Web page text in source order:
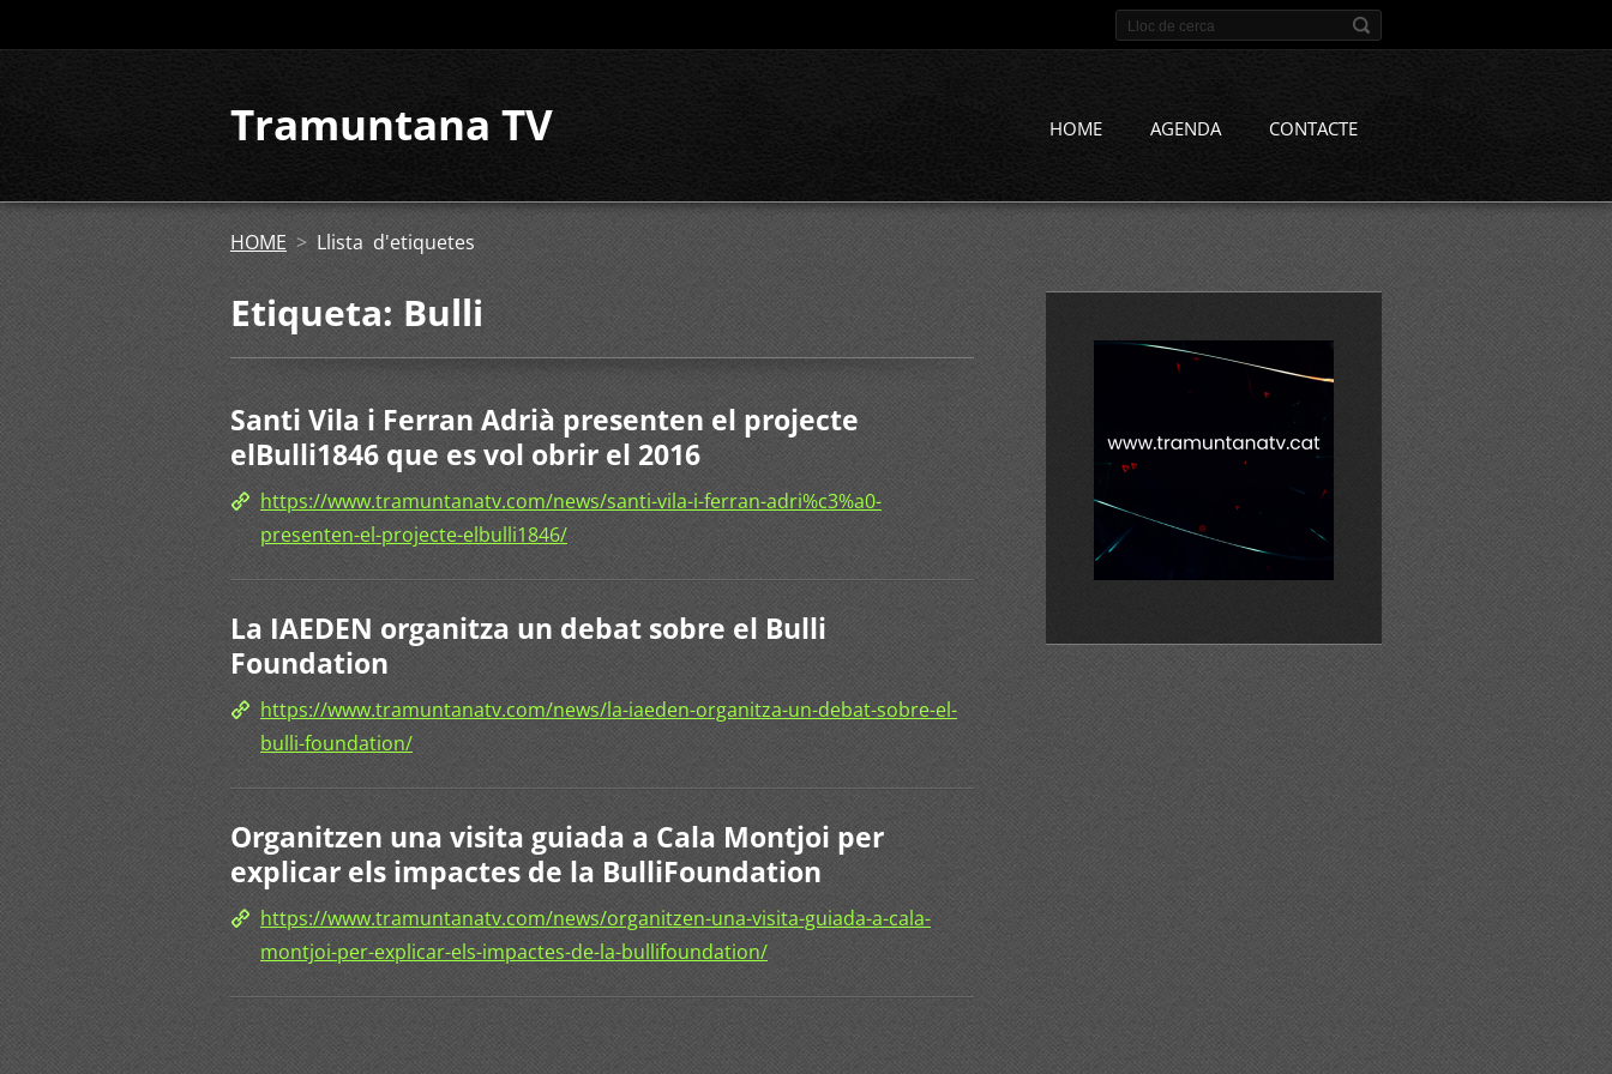
Tramuntana TV HOME AGENDA CONTACTE
HOME > Llista d'etiquetes
Etiqueta: Bulli
Santi Vila i Ferran Adrià presenten el projecte
elBulli1846 que es vol obrir el 2016
https://www.tramuntanatv.com/news/santi-vila-i-ferran-adri%c3%a0-
presenten-el-projecte-elbulli1846/
La IAEDEN organitza un debat sobre el Bulli
Foundation
https://www.tramuntanatv.com/news/la-iaeden-organitza-un-debat-sobre-el-
bulli-foundation/
Organitzen una visita guiada a Cala Montjoi per
explicar els impactes de la BulliFoundation
https://www.tramuntanatv.com/news/organitzen-una-visita-guiada-a-cala-
montjoi-per-explicar-els-impactes-de-la-bullifoundation/